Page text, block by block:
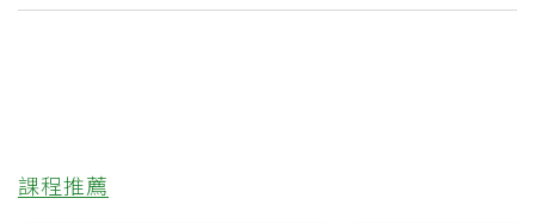
課程推薦